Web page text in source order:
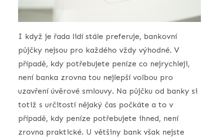
I když je řada lidí stále preferuje, bankovní
půjčky nejsou pro každého vždy výhodné. V
případě, kdy potřebujete peníze co nejrychleji,
není banka zrovna tou nejlepší volbou pro
uzavření úvěrové smlouvy. Na půjčku od banky si
totiž s určitostí nějaký čas počkáte a to v
případě, kdy peníze potřebujete ihned, není
zrovna praktické. U většiny bank však nejste